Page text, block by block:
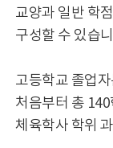
교양과 일반 학
구성할 수 있습
고등학교 졸업
처음부터 총
체육학사 학위